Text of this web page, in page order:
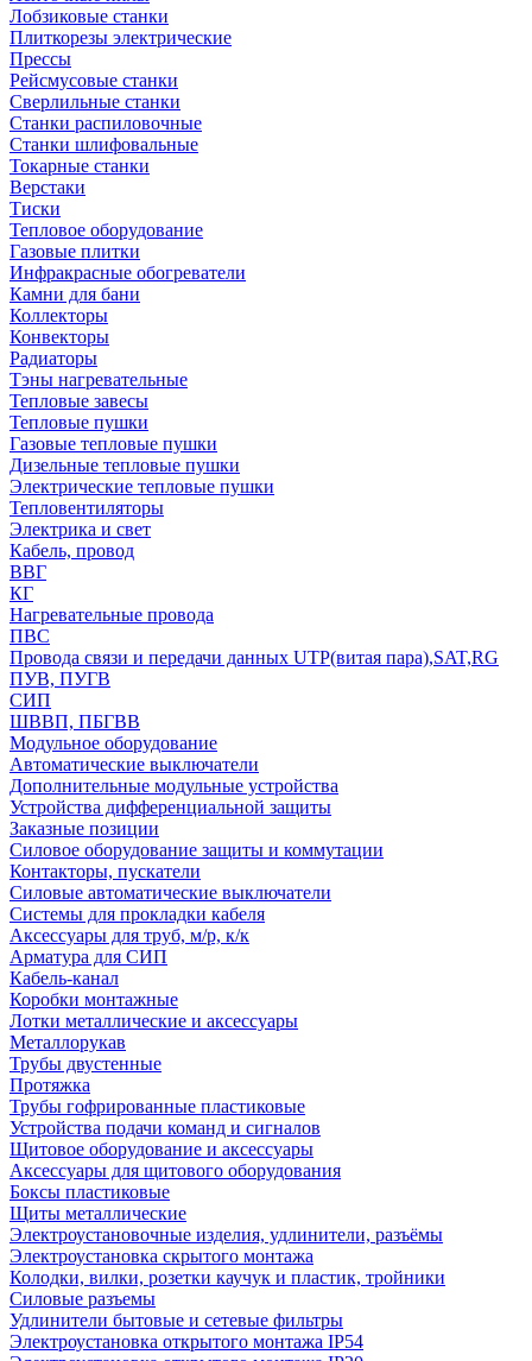
Лобзиковые станки
Плиткорезы электрические
Прессы
Рейсмусовые станки
Сверлильные станки
Станки распиловочные
Станки шлифовальные
Токарные станки
Верстаки
Тиски
Тепловое оборудование
Газовые плитки
Инфракрасные обогреватели
Камни для бани
Коллекторы
Конвекторы
Радиаторы
Тэны нагревательные
Тепловые завесы
Тепловые пушки
Газовые тепловые пушки
Дизельные тепловые пушки
Электрические тепловые пушки
Тепловентиляторы
Электрика и свет
Кабель, провод
ВВГ
КГ
Нагревательные провода
ПВС
Провода связи и передачи данных UTP(витая пара),SAT,RG
ПУВ, ПУГВ
СИП
ШВВП, ПБГВВ
Модульное оборудование
Автоматические выключатели
Дополнительные модульные устройства
Устройства дифференциальной защиты
Заказные позиции
Силовое оборудование защиты и коммутации
Контакторы, пускатели
Силовые автоматические выключатели
Системы для прокладки кабеля
Аксессуары для труб, м/р, к/к
Арматура для СИП
Кабель-канал
Коробки монтажные
Лотки металлические и аксессуары
Металлорукав
Трубы двустенные
Протяжка
Трубы гофрированные пластиковые
Устройства подачи команд и сигналов
Щитовое оборудование и аксессуары
Аксессуары для щитового оборудования
Боксы пластиковые
Щиты металлические
Электроустановочные изделия, удлинители, разъёмы
Электроустановка скрытого монтажа
Колодки, вилки, розетки каучук и пластик, тройники
Силовые разъемы
Удлинители бытовые и сетевые фильтры
Электроустановка открытого монтажа IP54